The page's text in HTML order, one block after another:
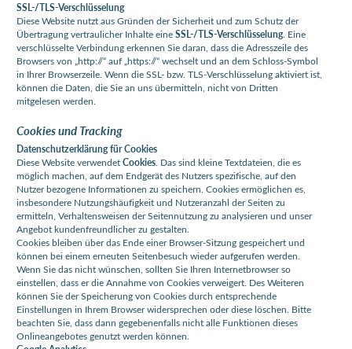
SSL-/TLS-Verschlüsselung
Diese Website nutzt aus Gründen der Sicherheit und zum Schutz der
Übertragung vertraulicher Inhalte eineSSL-/TLS-Verschlüsselung. Eine
verschlüsselte Verbindung erkennen Sie daran, dass die Adresszeile des
Browsers von „http://“ auf „https://“ wechselt und an dem Schloss-Symbol
in Ihrer Browserzeile. Wenn die SSL- bzw. TLS-Verschlüsselung aktiviert ist,
können die Daten, die Sie an uns übermitteln, nicht von Dritten
mitgelesen werden.
Cookies und Tracking
Datenschutzerklärung für Cookies
Diese Website verwendetCookies . Das sind kleine Textdateien, die es
möglich machen, auf dem Endgerät des Nutzers spezifische, auf den
Nutzer bezogene Informationen zu speichern. Cookies ermöglichen es,
insbesondere Nutzungshäufigkeit und Nutzeranzahl der Seiten zu
ermitteln, Verhaltensweisen der Seitennutzung zu analysieren und unser
Angebot kundenfreundlicher zu gestalten.
Cookies bleiben über das Ende einer Browser-Sitzung gespeichert und
können bei einem erneuten Seitenbesuch wieder aufgerufen werden.
Wenn Sie das nicht wünschen, sollten Sie Ihren Internetbrowser so
einstellen, dass er die Annahme von Cookies verweigert. Des Weiteren
können Sie der Speicherung von Cookies durch entsprechende
Einstellungen in Ihrem Browser widersprechen oder diese löschen. Bitte
beachten Sie, dass dann gegebenenfalls nicht alle Funktionen dieses
Onlineangebotes genutzt werden können.